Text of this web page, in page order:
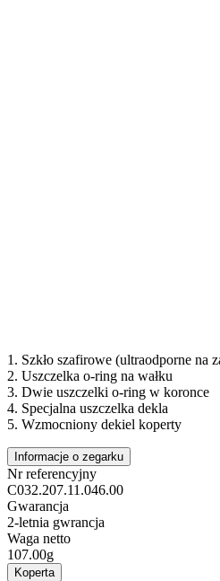
1. Szkło szafirowe (ultraodporne na
2. Uszczelka o-ring na wałku
3. Dwie uszczelki o-ring w koronce
4. Specjalna uszczelka dekla
5. Wzmocniony dekiel koperty
Informacje o zegarku
Nr referencyjny
C032.207.11.046.00
Gwarancja
2-letnia gwrancja
Waga netto
107.00g
Koperta